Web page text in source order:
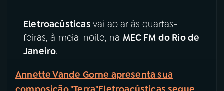
TikTok
Eletroacústicas vai ao ar às quartas-
feiras, à meia-noite, na MEC FM do Rio de
Janeiro.
Annette Vande Gorne apresenta sua